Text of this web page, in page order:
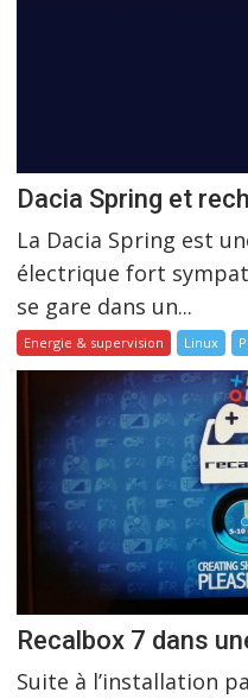
Dacia Spring et
La Dacia Spring est
électrique fort
se gare dans un...
Energie & supervision Linux
Recalbox 7 dans
Suite à l’installation